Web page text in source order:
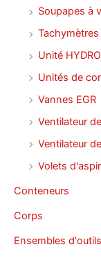
Soupapes à
Tachymètres
Unité
Unités de
Vannes EGR
Ventilateur
Ventilateur
Volets
Conteneurs
Corps
Ensembles d'outils